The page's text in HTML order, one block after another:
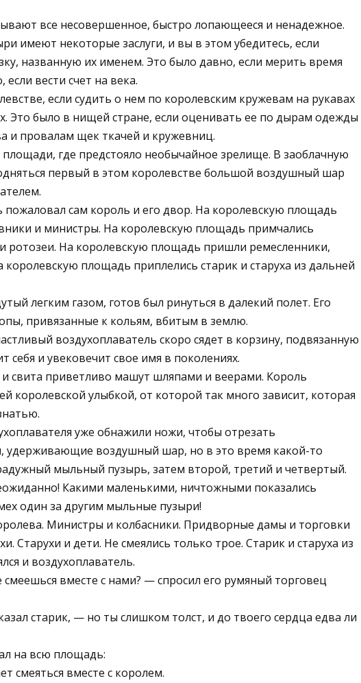
все несовершенное, быстро лопающееся и ненадежное.
имеют некоторые заслуги, и вы в этом убедитесь, если
названную их именем. Это было давно, если мерить время
вести счет на века.
если судить о нем по королевским кружевам на рукавах
Это было в нищей стране, если оценивать ее по дырам одежды
и провалам щек ткачей и кружевниц.
где предстояло необычайное зрелище. В заоблачную
первый в этом королевстве большой воздушный шар
сам король и его двор. На королевскую площадь
и министры. На королевскую площадь примчались
ротозеи. На королевскую площадь пришли ремесленники,
площадь приплелись старик и старуха из дальней
легким газом, готов был ринуться в далекий полет. Его
привязанные к кольям, вбитым в землю.
воздухоплаватель скоро сядет в корзину, подвязанную
себя и увековечит свое имя в поколениях.
свита приветливо машут шляпами и веерами. Король
королевской улыбкой, от которой так много зависит, которая
уже обнажили ножи, чтобы отрезать
удерживающие воздушный шар, но в это время какой-то
мыльный пузырь, затем второй, третий и четвертый.
Какими маленькими, ничтожными показались
один за другим мыльные пузыри!
Министры и колбасники. Придворные дамы и торговки
Старухи и дети. Не смеялись только трое. Старик и старуха из
и воздухоплаватель.
вместе с нами? — спросил его румяный торговец
старик, — но ты слишком толст, и до твоего сердца едва ли
на всю площадь:
смеяться вместе с королем.